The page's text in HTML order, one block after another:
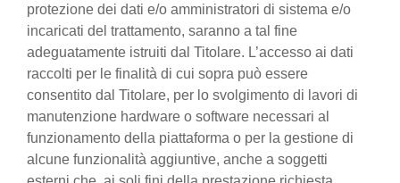
protezione dei dati e/o amministratori di sistema e/o
incaricati del trattamento, saranno a tal fine
adeguatamente istruiti dal Titolare. L’accesso ai dati
raccolti per le finalità di cui sopra può essere
consentito dal Titolare, per lo svolgimento di lavori di
manutenzione hardware o software necessari al
funzionamento della piattaforma o per la gestione di
alcune funzionalità aggiuntive, anche a soggetti